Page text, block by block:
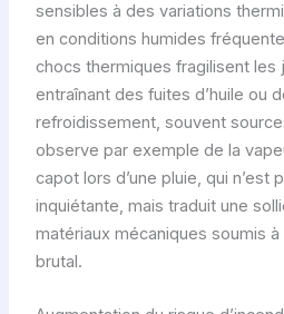
sensibles à des variations
en conditions humides
chocs thermiques fragilisent les
entraînant des fuites d’huile ou
refroidissement, souvent
observe par exemple de la
capot lors d’une pluie, qui n’est
inquiétante, mais traduit une
matériaux mécaniques soumis
brutal.